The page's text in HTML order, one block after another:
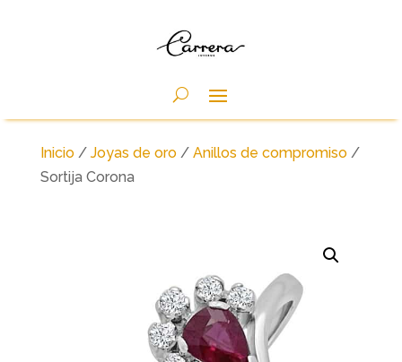
Inicio/ Joyas de oro/ Anillos de compromiso/
Sortija Corona